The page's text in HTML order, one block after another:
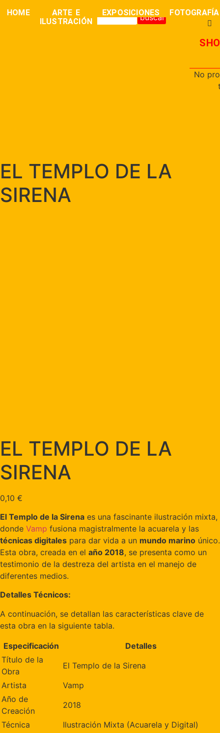
HOME
ARTE E
ILUSTRACIÓN
EXPOSICIONES FOTOGRAFÍA
buscar
0,00€
No
EL TEMPLO DE LA
SIRENA
EL TEMPLO DE LA
SIRENA
0,10 €
El Templo de la Sirena es una fascinante ilustración mixta,
donde Vamp fusiona magistralmente la acuarela y las
técnicas digitales para dar vida a un mundo marino único.
Esta obra, creada en el año 2018, se presenta como un
testimonio de la destreza del artista en el manejo de
diferentes medios.
Detalles Técnicos:
A continuación, se detallan las características clave de
esta obra en la siguiente tabla.
Especificación
Detalles
Título de la
Obra
El Templo de la Sirena
Artista
Vamp
Año de
Creación
2018
Técnica
Ilustración Mixta (Acuarela y Digital)